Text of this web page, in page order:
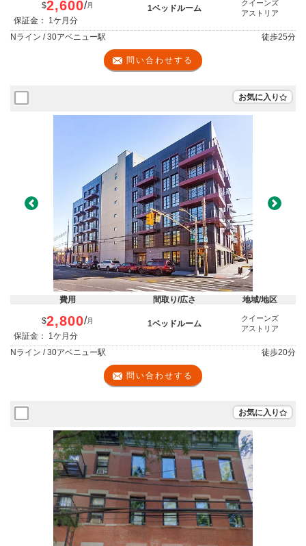
$2,600/月
保証金： 1ケ月分
1ベッドルーム
クイーンズ
アストリア
Nライン / 30アベニュー駅 徒歩25分
問い合わせする
お気に入り
Previous Next
費用 間取り/広さ 地域/地区
$2,800/月
保証金： 1ケ月分
1ベッドルーム
クイーンズ
アストリア
Nライン / 30アベニュー駅 徒歩20分
問い合わせする
お気に入り